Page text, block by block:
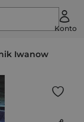
Konto
Iwanow